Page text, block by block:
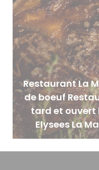
Restaurant La
de boeuf
tard et ouvert
Elysees La